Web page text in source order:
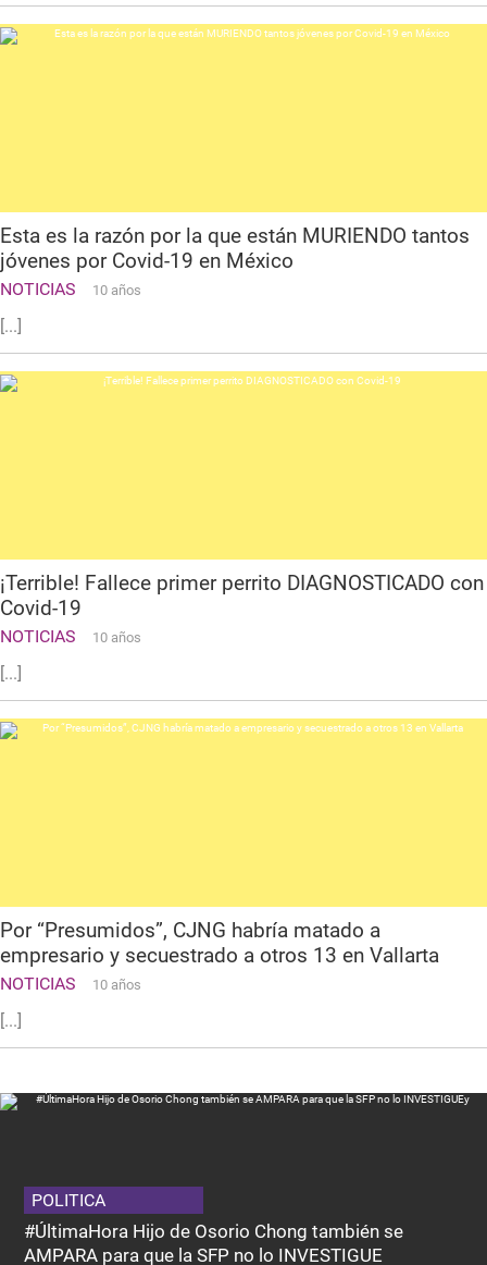
Esta es la razón por la que están MURIENDO tantos
jóvenes por Covid-19 en México
NOTICIAS 10 años
[...]
¡Terrible! Fallece primer perrito DIAGNOSTICADO con
Covid-19
NOTICIAS 10 años
[...]
Por “Presumidos”, CJNG habría matado a
empresario y secuestrado a otros 13 en Vallarta
NOTICIAS 10 años
[...]
POLITICA
#ÚltimaHora Hijo de Osorio Chong también se
AMPARA para que la SFP no lo INVESTIGUE